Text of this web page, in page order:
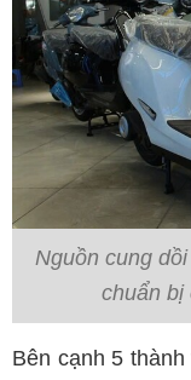
Nguồn cung
chuẩn bị
Bên cạnh 5